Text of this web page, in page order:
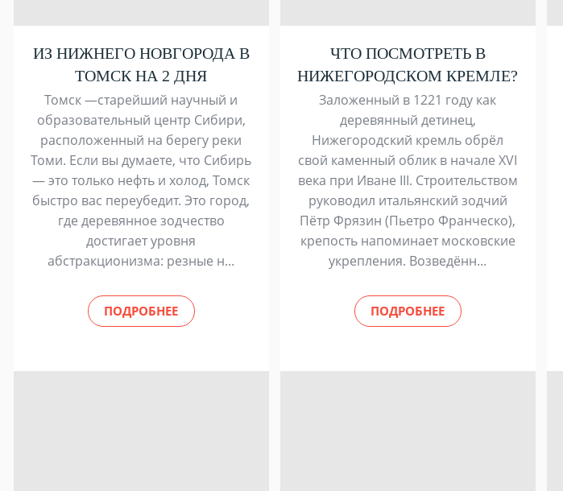
ИЗ НИЖНЕГО НОВГОРОДА В
ТОМСК НА 2 ДНЯ
Томск —старейший научный и
образовательный центр Сибири,
расположенный на берегу реки
Томи. Если вы думаете, что Сибирь
— это только нефть и холод, Томск
быстро вас переубедит. Это город,
где деревянное зодчество
достигает уровня
абстракционизма: резные н...
ПОДРОБНЕЕ
ЧТО ПОСМОТРЕТЬ В
НИЖЕГОРОДСКОМ КРЕМЛЕ?
Заложенный в 1221 году как
деревянный детинец,
Нижегородский кремль обрёл
свой каменный облик в начале XVI
века при Иване III. Строительством
руководил итальянский зодчий
Пётр Фрязин (Пьетро Франческо),
крепость напоминает московские
укрепления. Возведённ...
ПОДРОБНЕЕ